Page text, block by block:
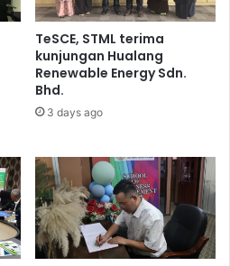
TeSCE, STML terima
kunjungan Hualang
Renewable Energy Sdn.
Bhd.
3 days ago